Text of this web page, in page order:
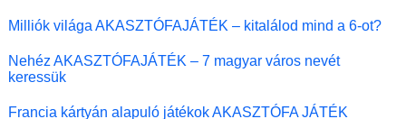
Milliók világa AKASZTÓFAJÁTÉK – kitalálod mind a 6-ot?
Nehéz AKASZTÓFAJÁTÉK – 7 magyar város nevét
keressük
Francia kártyán alapuló játékok AKASZTÓFA JÁTÉK